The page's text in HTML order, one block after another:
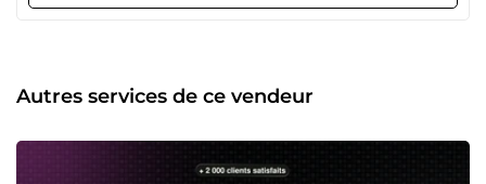
notre agence : Kévin, CEO : Vision stratégique et
leadership, Hugo, Chef de Projet : Coordination et gestion
marketing et mailing, Léa, Copywriter : Rédaction
Autres services de ce vendeur